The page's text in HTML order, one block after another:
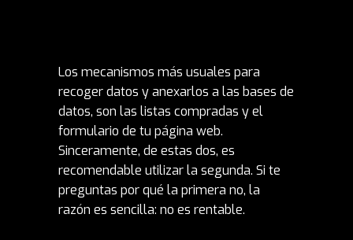
Los mecanismos más usuales para
recoger datos y anexarlos a las bases de
datos, son las listas compradas y el
formulario de tu página web.
Sinceramente, de estas dos, es
recomendable utilizar la segunda. Si te
preguntas por qué la primera no, la
razón es sencilla: no es rentable.